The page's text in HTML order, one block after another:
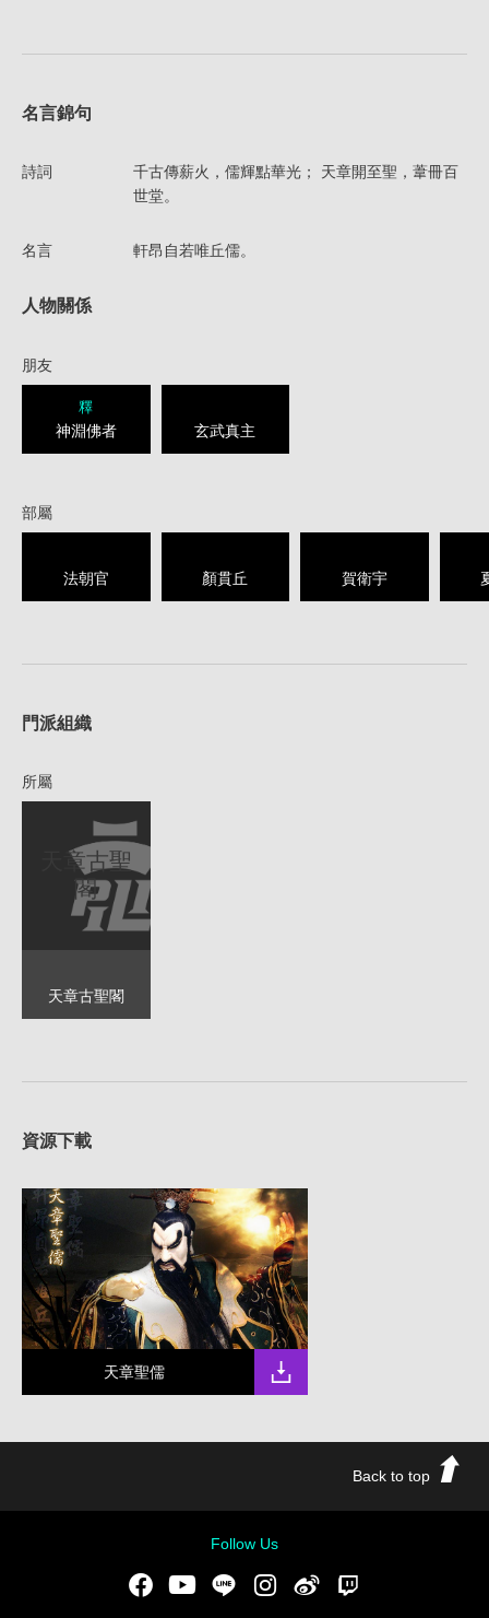
名言錦句
詩詞
千古傳薪火，儒輝點華光； 天章開至聖，葦冊百
世堂。
名言 軒昂自若唯丘儒。
人物關係
朋友
釋
神淵佛者 玄武真主
部屬
法朝官 顏貫丘 賀衛宇
門派組織
所屬
天章古聖
閣
天章古聖閣
資源下載
天章聖儒
Back to top
Follow Us
FacebookYoutubeLINE Instgram新浪微博